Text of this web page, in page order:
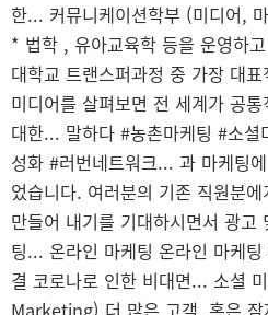
한... 커뮤니케이션학부 (미디어,
* 법학 , 유아교육학 등을 운영하
대학교 트랜스퍼과정 중 가장 대
미디어를 살펴보면 전 세계가 공
대한... 말하다 #농촌마케팅 #소
성화 #러번네트워크... 과 마케팅
었습니다. 여러분의 기존 직원분
만들어 내기를 기대하시면서 광고
팅... 온라인 마케팅 온라인 마케
결 코로나로 인한 비대면... 소셜